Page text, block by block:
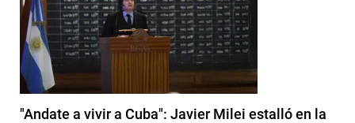
"Andate a vivir a Cuba": Javier Milei estalló en la